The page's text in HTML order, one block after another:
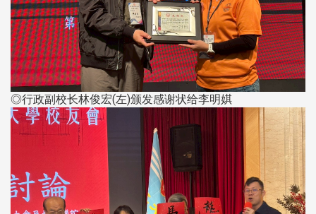
◎行政副校长林俊宏(左)颁发感谢状给李明娸